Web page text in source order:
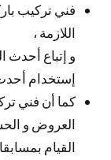
فني تركيب
اللازمة ،
و إتباع أحدث
إستخدام
كما أن فني
العروض و
القيام